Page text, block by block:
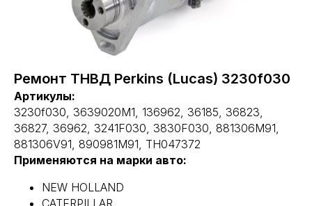
Ремонт ТНВД Perkins (Lucas) 3230f030
Артикулы:
3230f030, 3639020M1, 136962, 36185, 36823,
36827, 36962, 3241F030, 3830F030, 881306M91,
881306V91, 890981M91, TH047372
Применяются на марки авто:
NEW HOLLAND
CATERPILLAR